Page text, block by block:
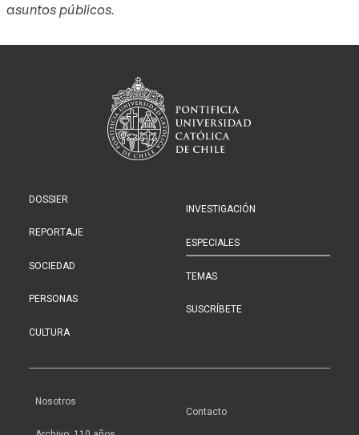
asuntos públicos.
DOSSIER
REPORTAJE
SOCIEDAD
PERSONAS
CULTURA
INVESTIGACIÓN
ESPECIALES
TEMAS
SUSCRÍBETE
Nosotros
Contacto